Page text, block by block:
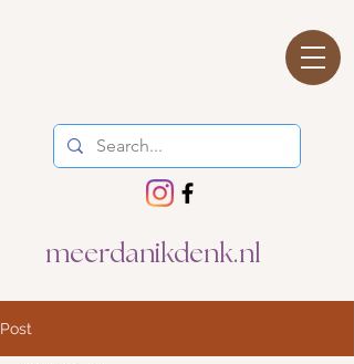
meerdanikdenk.nl
Post